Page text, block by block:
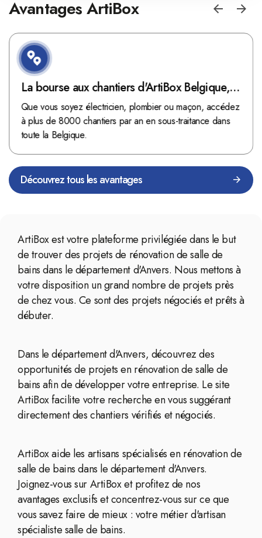
Avantages ArtiBox
La bourse aux chantiers d'ArtiBox Belgique,
véritable mine d'or !
Que vous soyez électricien, plombier ou maçon, accédez
à plus de 8000 chantiers par an en sous-traitance dans
toute la Belgique.
Découvrez tous les avantages
ArtiBox est votre plateforme privilégiée dans le but
de trouver des projets de rénovation de salle de
bains dans le département d'Anvers. Nous mettons à
votre disposition un grand nombre de projets près
de chez vous. Ce sont des projets négociés et prêts à
débuter.
Dans le département d'Anvers, découvrez des
opportunités de projets en rénovation de salle de
bains afin de développer votre entreprise. Le site
ArtiBox facilite votre recherche en vous suggérant
directement des chantiers vérifiés et négociés.
ArtiBox aide les artisans spécialisés en rénovation de
salle de bains dans le département d'Anvers.
Joignez-vous sur ArtiBox et profitez de nos
avantages exclusifs et concentrez-vous sur ce que
vous savez faire de mieux : votre métier d'artisan
spécialiste salle de bains.